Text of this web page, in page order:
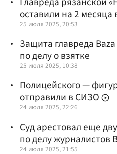
оставили на 2 месяца
25 июля 2025, 20:53
Защита главреда
по делу о взятке
25 июля 2025, 10:38
Полицейского —
отправили в СИЗО
24 июля 2025, 22:26
Суд арестовал еще
по делу журналистов
24 июля 2025, 21:55